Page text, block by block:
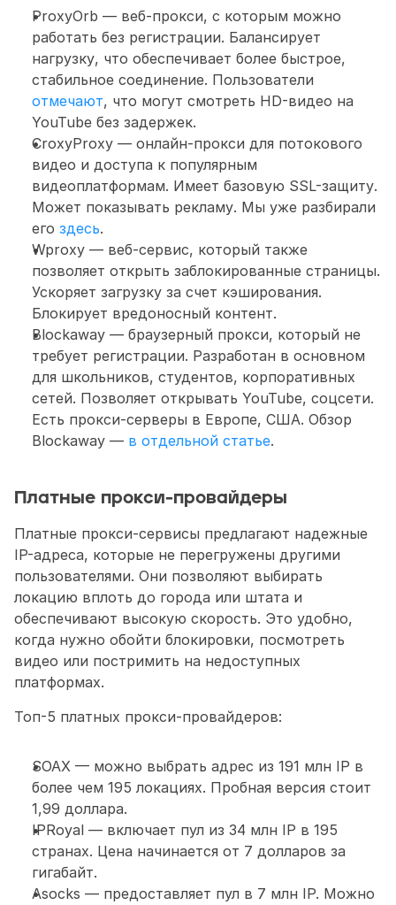
ProxyOrb — веб-прокси, с которым можно
работать без регистрации. Балансирует
нагрузку, что обеспечивает более быстрое,
отмечают, что могут смотреть HD-видео на
YouTube без задержек.
CroxyProxy — онлайн-прокси для потокового
видео и доступа к популярным
видеоплатформам. Имеет базовую SSL-защиту.
Может показывать рекламу. Мы уже разбирали
его здесь.
Wproxy — веб-сервис, который также
позволяет открыть заблокированные страницы.
Ускоряет загрузку за счет кэширования.
Блокирует вредоносный контент.
Blockaway — браузерный прокси, который не
требует регистрации. Разработан в основном
для школьников, студентов, корпоративных
сетей. Позволяет открывать YouTube, соцсети.
Есть прокси-серверы в Европе, США. Обзор
Blockaway — в отдельной статье.
Платные прокси-провайдеры
Платные прокси-сервисы предлагают надежные
IP-адреса, которые не перегружены другими
пользователями. Они позволяют выбирать
локацию вплоть до города или штата и
обеспечивают высокую скорость. Это удобно,
когда нужно обойти блокировки, посмотреть
видео или постримить на недоступных
платформах.
Топ-5 платных прокси-провайдеров:
SOAX — можно выбрать адрес из 191 млн IP в
более чем 195 локациях. Пробная версия стоит
1,99 доллара.
IPRoyal — включает пул из 34 млн IP в 195
странах. Цена начинается от 7 долларов за
гигабайт.
Asocks — предоставляет пул в 7 млн IP. Можно